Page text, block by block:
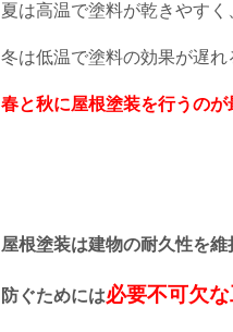
夏は高温で塗料が乾きやすく
冬は低温で塗料の効果が遅れ
春と秋に屋根塗装を行うのが
屋根塗装は建物の耐久性を維
防ぐためには必要不可欠